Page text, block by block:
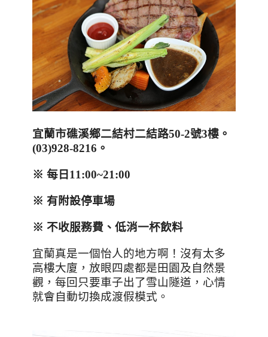
宜蘭市礁溪鄉二結村二結路50-2號3樓。
(03)928-8216 。
※ 每日 11:00~21:00
※ 有附設停車場
※ 不收服務費、低消一杯飲料
宜蘭真是一個怡人的地方啊！沒有太多
高樓大廈，放眼四處都是田園及自然景
觀，每回只要車子出了雪山隧道，心情
就會自動切換成渡假模式。